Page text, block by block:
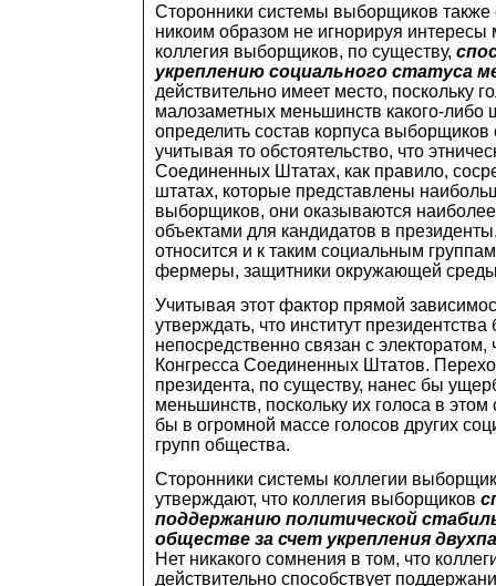
Сторонники системы выборщиков также
никоим образом не игнорируя интересы
коллегия выборщиков, по существу,
укреплению социального статуса
действительно имеет место, поскольку
малозаметных меньшинств какого-либо
определить состав корпуса выборщиков
учитывая то обстоятельство, что
Соединенных Штатах, как правило,
штатах, которые представлены
выборщиков, они оказываются
объектами для кандидатов в
относится и к таким социальным
фермеры, защитники окружающей среды
Учитывая этот фактор прямой
утверждать, что институт президентства
непосредственно связан с электоратом,
Конгресса Соединенных Штатов.
президента, по существу, нанес бы
меньшинств, поскольку их голоса в этом
бы в огромной массе голосов других
групп общества.
Сторонники системы коллегии
утверждают, что коллегия выборщиков
поддержанию политической
обществе за счет укрепления
Нет никакого сомнения в том, что
действительно способствует